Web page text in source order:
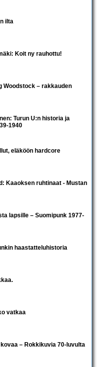
ilta
Koit ny rauhottu!
Woodstock – rakkauden
Turun U:n historia ja
1940
eläköön hardcore
Kaaoksen ruhtinaat - Mustan
lapsille – Suomipunk 1977-
haastatteluhistoria
vatkaa
– Rokkikuvia 70-luvulta